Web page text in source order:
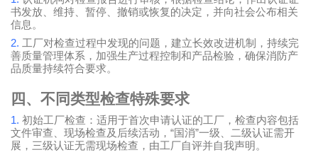
书发放、维持、暂停、撤销或恢复的决定，并向社会公布相关
信息。
2. 工厂对检查过程中发现的问题，建立长效改进机制，持续完
善质量管理体系，加强生产过程控制和产品检验，确保消防产
品质量持续符合要求。
四、不同类型检查特殊要求
1. 初始工厂检查：适用于首次申请认证的工厂，检查内容包括
文件审查、现场检查及后续活动， “国消”一级、二级认证需开
展，三级认证无需现场检查，由工厂自评并自我声明。